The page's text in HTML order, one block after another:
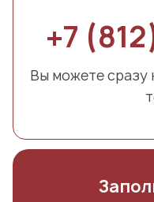
+7
Вы можете сразу